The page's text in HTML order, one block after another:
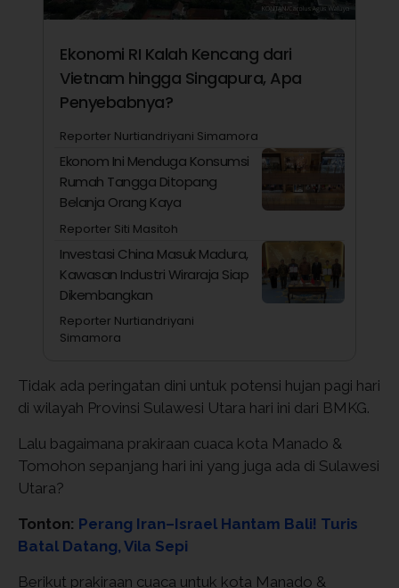
Ekonomi RI Kalah Kencang dari
Vietnam hingga Singapura, Apa
Penyebabnya?
Reporter Nurtiandriyani Simamora
Ekonom Ini Menduga Konsumsi
Rumah Tangga Ditopang
Belanja Orang Kaya
Reporter Siti Masitoh
Investasi China Masuk Madura,
Kawasan Industri Wiraraja Siap
Dikembangkan
Reporter Nurtiandriyani
Simamora
Tidak ada peringatan dini untuk potensi hujan pagi hari
di wilayah Provinsi Sulawesi Utara hari ini dari BMKG.
Lalu bagaimana prakiraan cuaca kota Manado &
Tomohon sepanjang hari ini yang juga ada di Sulawesi
Utara?
Tonton: Perang Iran–Israel Hantam Bali! Turis
Batal Datang, Vila Sepi
Berikut prakiraan cuaca untuk kota Manado &